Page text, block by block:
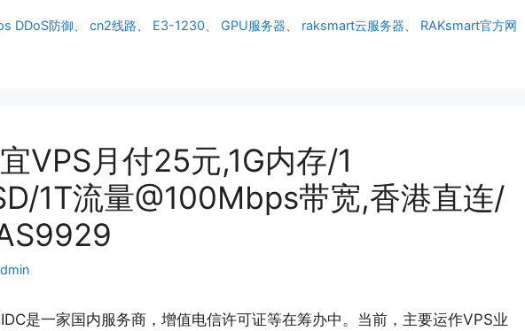
DDoS防御 、cn2线路 E3-1230 GPU服务器 raksmart云服务器
RAKsmart官方网
VPS月付25元,1G内存/1
1T流量@100Mbps带宽,香港直连/
是一家国内服务商，增值电信许可证等在筹办中。当前，主要运作VPS业